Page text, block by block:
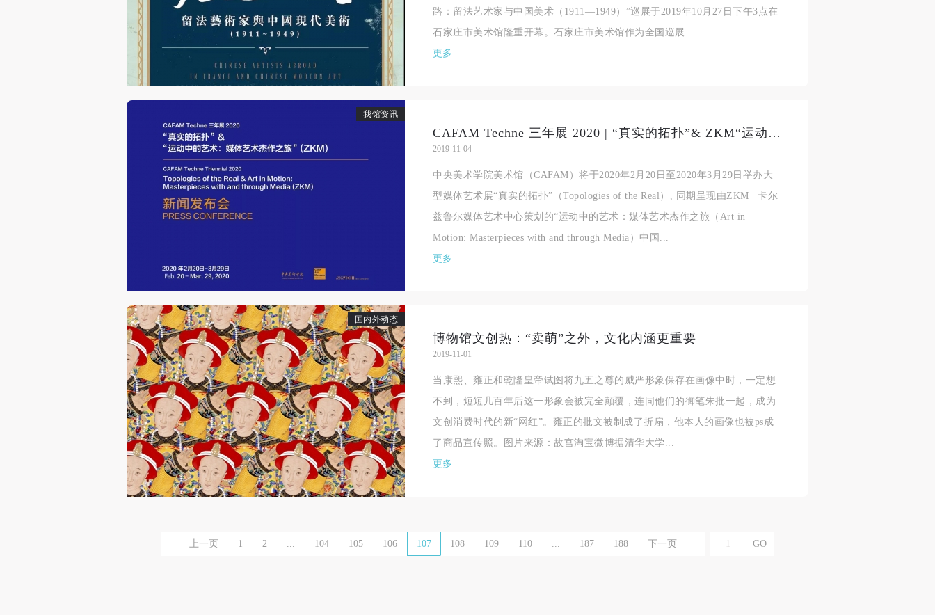
路：留法艺术家与中国美术（1911—1949）”巡展于2019年10月27日下午3点在
石家庄市美术馆隆重开幕。石家庄市美术馆作为全国巡展...
更多
我馆资讯
CAFAM Techne 三年展 2020 | “真实的拓扑”& ZKM“运动中的艺术"正式启动
2019-11-04
中央美术学院美术馆（CAFAM）将于2020年2月20日至2020年3月29日举办大
型媒体艺术展“真实的拓扑”（Topologies of the Real）, 同期呈现由ZKM | 卡尔
兹鲁尔媒体艺术中心策划的“运动中的艺术：媒体艺术杰作之旅（Art in
Motion: Masterpieces with and through Media）中国...
更多
国内外动态
博物馆文创热：“卖萌”之外，文化内涵更重要
2019-11-01
当康熙、雍正和乾隆皇帝试图将九五之尊的威严形象保存在画像中时，一定想
不到，短短几百年后这一形象会被完全颠覆，连同他们的御笔朱批一起，成为
文创消费时代的新“网红”。雍正的批文被制成了折扇，他本人的画像也被ps成
了商品宣传照。图片来源：故宫淘宝微博据清华大学...
更多
上一页 1 2 ... 104 105 106 107 108 109 110 ... 187 188 下一页
相应的法律条文、组织规定进行协商和赔偿。并追究相应的法律责任和经济
第六条
参与活动者在参与活动时应当在美术馆工作人员及活动导师、教师指导下进
施，若参与者因个人原因在使用相应绘画工具、创作材料及配套设备、设施
造成个人受伤、伤害他人及造成相应工具、材料、设备或设施的故障或损
坏。参与活动者应当承当相应的全部责任，并主动赔偿相应的经济损失。活
动中任何非事故当事人及美术馆将不承担人身事故的任何责任。
中央美术学院美术馆肖像权许可使用协议
根据《中华人民共和国广告法》、《中华人民共和国民法通则》以及 最高人
民法院关于贯彻执行 《中华人民共和国民法通则》若干问题的意见（试行）>
的有关规定，为明确肖像许可方（甲方）和使用方（乙方）的权利义务关
系，经双方友好协商，甲乙双方就带有甲方肖像的作品的使用达成如下一致
一、 一般约定
（1）、甲方为本协议中的肖像权人，自愿将自己的肖像权许可乙方作符合本
协议约定和法律规定的用途。
（2）、乙方中央美术学院美术馆是一所具有标志性、专业性、国际化的现代
公共美术馆。中央美术学院美术馆与时代同行，努力塑造一个开放、自由、
学术的空间氛围，竭诚与各单位、企业、机构、艺术家和观众进行良好互
动。以学院的学术研究为基础，积极策划国际、国内多视角、多领域的展
览、论坛及公共教育活动，为美院师生、中外艺术家以及社会公众提供一个
交流、学习、展示的平台。作为一家公益性单位，其开展的公共教育活动以
（3）、乙方为甲方拍摄中央美术学院公共教育部所有公教活动。
相应的法律条文、组织规定进行协商和赔偿。并追究相应的法律责任和经济
第六条
参与活动者在参与活动时应当在美术馆工作人员及活动导师、教师指导下进
施，若参与者因个人原因在使用相应绘画工具、创作材料及配套设备、设施
造成个人受伤、伤害他人及造成相应工具、材料、设备或设施的故障或损
坏。参与活动者应当承当相应的全部责任，并主动赔偿相应的经济损失。活
动中任何非事故当事人及美术馆将不承担人身事故的任何责任。
中央美术学院美术馆肖像权许可使用协议
根据《中华人民共和国广告法》、《中华人民共和国民法通则》以及 最高人
民法院关于贯彻执行 《中华人民共和国民法通则》若干问题的意见（试行）>
的有关规定，为明确肖像许可方（甲方）和使用方（乙方）的权利义务关
系，经双方友好协商，甲乙双方就带有甲方肖像的作品的使用达成如下一致
一、 一般约定
（1）、甲方为本协议中的肖像权人，自愿将自己的肖像权许可乙方作符合本
协议约定和法律规定的用途。
（2）、乙方中央美术学院美术馆是一所具有标志性、专业性、国际化的现代
公共美术馆。中央美术学院美术馆与时代同行，努力塑造一个开放、自由、
学术的空间氛围，竭诚与各单位、企业、机构、艺术家和观众进行良好互
动。以学院的学术研究为基础，积极策划国际、国内多视角、多领域的展
览、论坛及公共教育活动，为美院师生、中外艺术家以及社会公众提供一个
交流、学习、展示的平台。作为一家公益性单位，其开展的公共教育活动以
（3）、乙方为甲方拍摄中央美术学院公共教育部所有公教活动。
相应的法律条文、组织规定进行协商和赔偿。并追究相应的法律责任和经济
第六条
参与活动者在参与活动时应当在美术馆工作人员及活动导师、教师指导下进
施，若参与者因个人原因在使用相应绘画工具、创作材料及配套设备、设施
造成个人受伤、伤害他人及造成相应工具、材料、设备或设施的故障或损
坏。参与活动者应当承当相应的全部责任，并主动赔偿相应的经济损失。活
动中任何非事故当事人及美术馆将不承担人身事故的任何责任。
中央美术学院美术馆肖像权许可使用协议
根据《中华人民共和国广告法》、《中华人民共和国民法通则》以及 最高人
民法院关于贯彻执行 《中华人民共和国民法通则》若干问题的意见（试行）>
的有关规定，为明确肖像许可方（甲方）和使用方（乙方）的权利义务关
系，经双方友好协商，甲乙双方就带有甲方肖像的作品的使用达成如下一致
一、 一般约定
（1）、甲方为本协议中的肖像权人，自愿将自己的肖像权许可乙方作符合本
协议约定和法律规定的用途。
（2）、乙方中央美术学院美术馆是一所具有标志性、专业性、国际化的现代
公共美术馆。中央美术学院美术馆与时代同行，努力塑造一个开放、自由、
学术的空间氛围，竭诚与各单位、企业、机构、艺术家和观众进行良好互
动。以学院的学术研究为基础，积极策划国际、国内多视角、多领域的展
览、论坛及公共教育活动，为美院师生、中外艺术家以及社会公众提供一个
交流、学习、展示的平台。作为一家公益性单位，其开展的公共教育活动以
（3）、乙方为甲方拍摄中央美术学院公共教育部所有公教活动。